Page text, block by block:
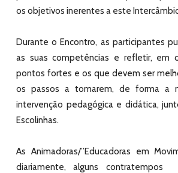
os objetivos inerentes a este
Durante o Encontro, as participantes
as suas competências e refletir, em
pontos fortes e os que devem ser
os passos a tomarem, de forma a
intervenção pedagógica e didática,
Escolinhas.
As Animadoras/”Educadoras em
diariamente, alguns